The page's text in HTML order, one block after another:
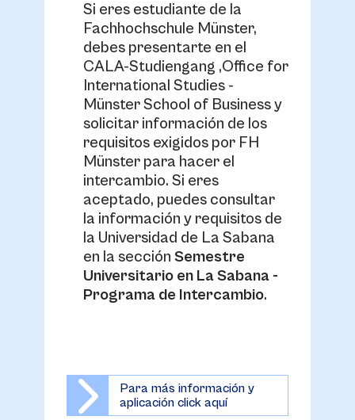
Si eres estudiante de la
Fachhochschule Münster,
debes presentarte en el
CALA-Studiengang ,Office for
International Studies -
Münster School of Business y
solicitar información de los
requisitos exigidos por FH
Münster para hacer el
intercambio. Si eres
aceptado, puedes consultar
la información y requisitos de
la Universidad de La Sabana
en la sección Semestre
Universitario en La Sabana -
Programa de Intercambio.
Para más información y
aplicación click aquí